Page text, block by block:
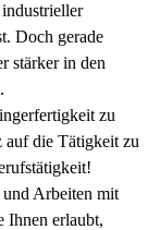
Doch gerade
stärker in den
zu
auf die Tätigkeit zu
Arbeiten mit
Ihnen erlaubt,